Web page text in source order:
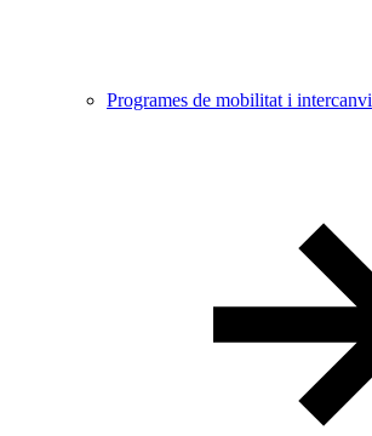
Programes de mobilitat i intercanvi